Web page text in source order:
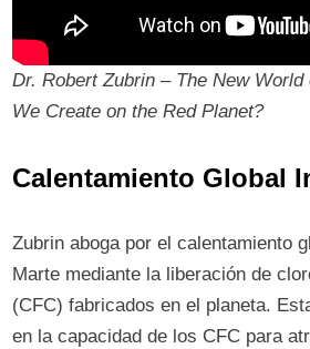
Dr. Robert Zubrin – The New
We Create on the Red Planet?
Calentamiento Global
Zubrin aboga por el calentamiento
Marte mediante la liberación de
(CFC) fabricados en el planeta.
en la capacidad de los CFC para